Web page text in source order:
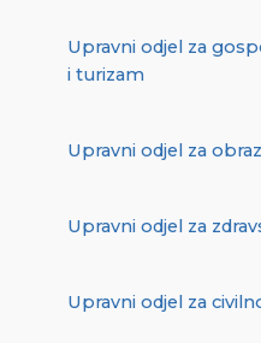
Upravni odjel za
i turizam
Upravni odjel za
Upravni odjel za
Upravni odjel za